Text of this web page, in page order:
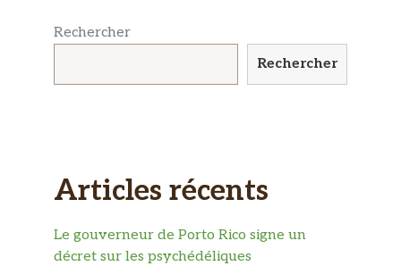
Rechercher
Rechercher
Articles récents
Le gouverneur de Porto Rico signe un
décret sur les psychédéliques